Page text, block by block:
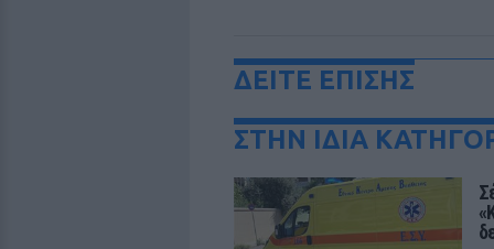
ΔΕΙΤΕ ΕΠΙΣΗΣ
ΣΤΗΝ ΙΔΙΑ